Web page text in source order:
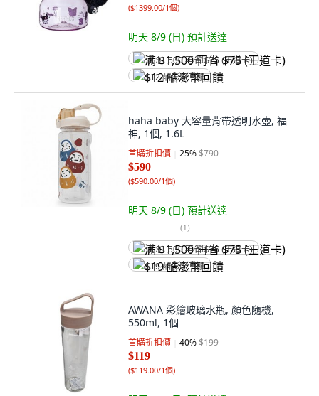
($1399.00/1個)
明天 8/9 (日) 預計送達
满 $1,500 再省 $75 (王道卡)
$12 酷澎幣回饋
haha baby 大容量背帶透明水壺, 福
神, 1個, 1.6L
首購折扣價 25%$790
$590
($590.00/1個)
明天 8/9 (日) 預計送達
(1)
满 $1,500 再省 $75 (王道卡)
$19 酷澎幣回饋
AWANA 彩繪玻璃水瓶, 顏色隨機,
550ml, 1個
首購折扣價 40%$199
$119
($119.00/1個)